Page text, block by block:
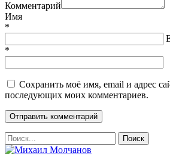
Комментарий
Имя
*
*
Сохранить моё имя, email и адрес
последующих моих комментариев.